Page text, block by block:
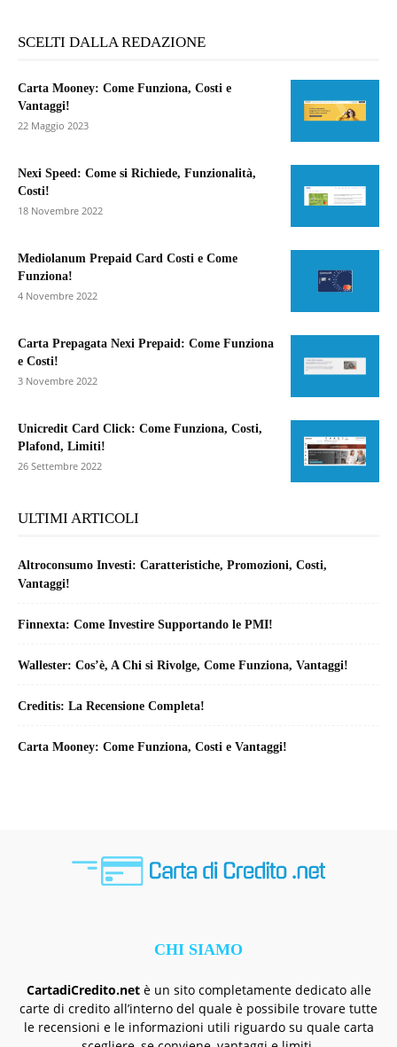
SCELTI DALLA REDAZIONE
Carta Mooney: Come Funziona, Costi e
Vantaggi!
22 Maggio 2023
Nexi Speed: Come si Richiede, Funzionalità,
Costi!
18 Novembre 2022
Mediolanum Prepaid Card Costi e Come
Funziona!
4 Novembre 2022
Carta Prepagata Nexi Prepaid: Come Funziona
e Costi!
3 Novembre 2022
Unicredit Card Click: Come Funziona, Costi,
Plafond, Limiti!
26 Settembre 2022
ULTIMI ARTICOLI
Altroconsumo Investi: Caratteristiche, Promozioni, Costi,
Vantaggi!
Finnexta: Come Investire Supportando le PMI!
Wallester: Cos’è, A Chi si Rivolge, Come Funziona, Vantaggi!
Creditis: La Recensione Completa!
Carta Mooney: Come Funziona, Costi e Vantaggi!
CHI SIAMO
CartadiCredito.netè un sito completamente dedicato alle
carte di credito all’interno del quale è possibile trovare tutte
le recensioni e le informazioni utili riguardo su quale carta